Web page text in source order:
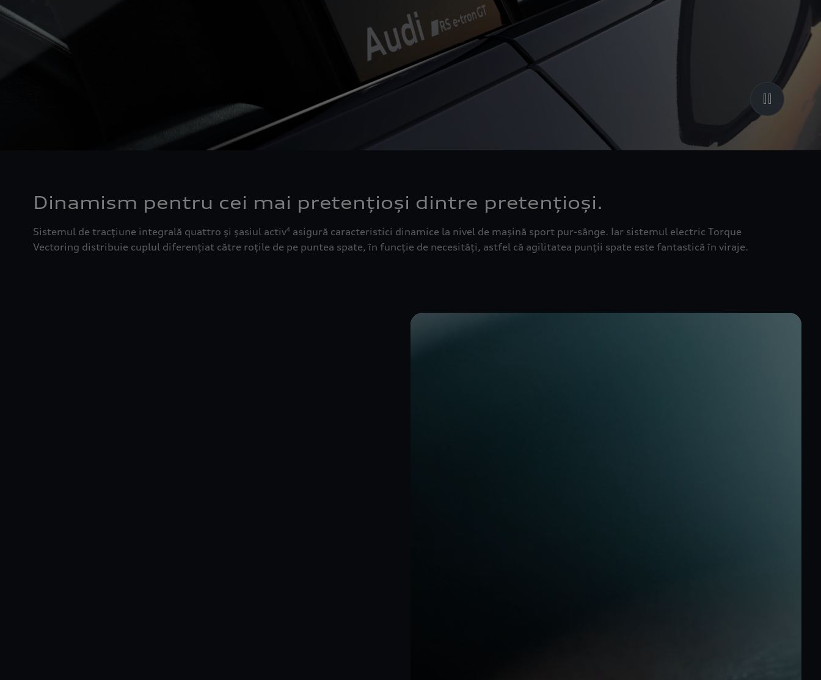
Dinamism pentru cei mai pretențioși dintre pretențioși.
Sistemul de tracțiune integrală quattro și șasiul activ4asigură caracteristici dinamice la nivel de mașină sport pur-sânge. Iar sistemul electric Torque
Vectoring distribuie cuplul diferențiat către roțile de pe puntea spate, în funcție de necesități, astfel că agilitatea punții spate este fantastică în viraje.